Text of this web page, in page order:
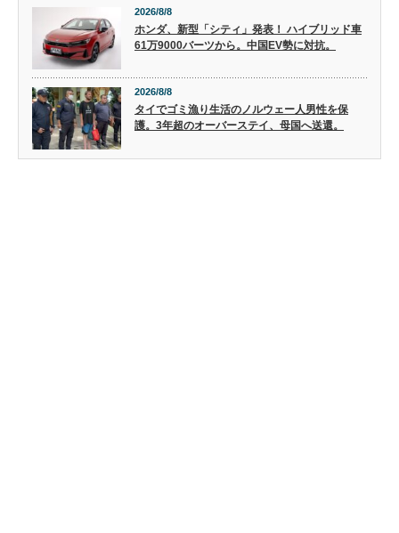
2026/8/8
ホンダ、新型「シティ」発表！ ハイブリッド車
61万9000バーツから。中国EV勢に対抗。
2026/8/8
タイでゴミ漁り生活のノルウェー人男性を保
護。3年超のオーバーステイ、母国へ送還。